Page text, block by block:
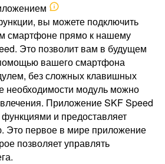
вы можете подключить
смартфоне прямо к нашему
Это позволит вам в будущем
вашего смартфона
без сложных клавишных
необходимости модуль можно
Приложение SKF Speed
и предоставляет
первое в мире приложение
позволяет управлять